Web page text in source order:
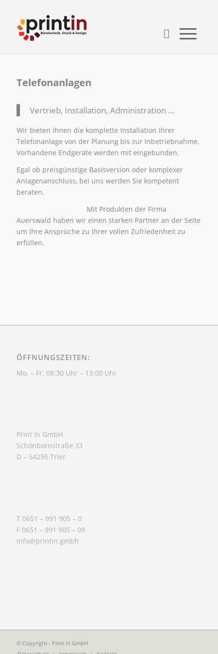
Telefonanlagen
Vertrieb, Installation, Administration …
Wir bieten Ihnen die komplette Installation Ihrer
Telefonanlage von der Planung bis zur Inbetriebnahme.
Vorhandene Endgeräte werden mit eingebunden.
Egal ob preisgünstige Basisversion oder komplexer
Anlagenanschluss, bei uns werden Sie kompetent
beraten.
Mit Produkten der Firma
Auerswald haben wir einen starken Partner an der Seite
um Ihre Ansprüche zu Ihrer vollen Zufriedenheit zu
erfüllen.
ÖFFNUNGSZEITEN:
Mo. – Fr. 08:30 Uhr – 13:00 Uhr
Print In GmbH
Schönbornstraße 33
D – 54295 Trier
T 0651 – 991 905 – 0
F 0651 – 991 905 – 09
info@printin.gmbh
© Copyright - Print In GmbH